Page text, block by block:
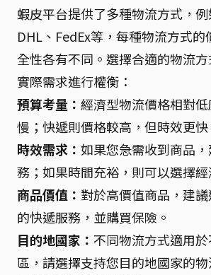
蝦皮平台提供了多種物流方式，
DHL、FedEx等，每種物流方式的
全性各有不同。選擇合適的物流
實際需求進行權衡：
預算考量： 經濟型物流價格相對
慢；快遞則價格較高，但時效更快
時效需求： 如果您急需收到商品
務；如果時間充裕，則可以選擇經
商品價值： 對於高價值商品，建
的快遞服務，並購買保險。
目的地國家： 不同物流方式適用
區，請選擇支持您目的地國家的物